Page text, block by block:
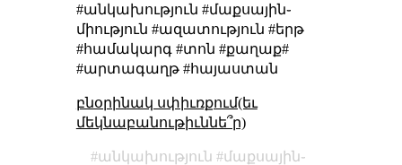
#անկախություն #մաքսային֊
միություն #ազատություն #երթ
#համակարգ #տոն #քաղաք#
#արտագաղթ #հայաստան
բնօրինակ սփիւռքում(եւ
մեկնաբանութիւննե՞ր)
անկախություն
մաքսային֊